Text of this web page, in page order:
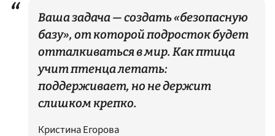
Ваша задача — создать «безопасную
базу», от которой подросток будет
отталкиваться в мир. Как птица
учит птенца летать:
поддерживает, но не держит
слишком крепко.
Кристина Егорова